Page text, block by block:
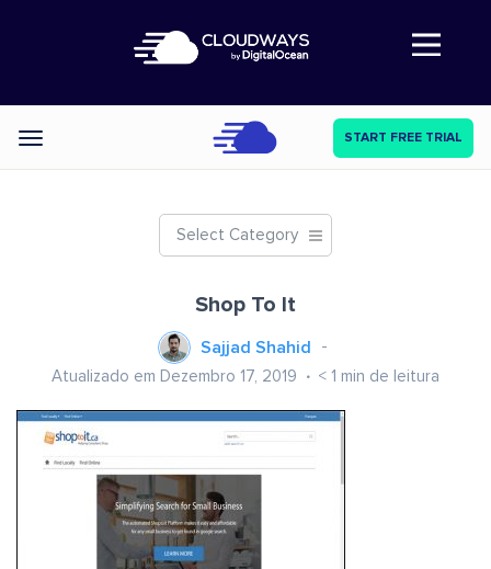
Abre a navegação
Categories START FREE TRIAL
Select Category
Shop To It
Sajjad Shahid
Atualizado em Dezembro 17, 2019 < 1 min de leitura